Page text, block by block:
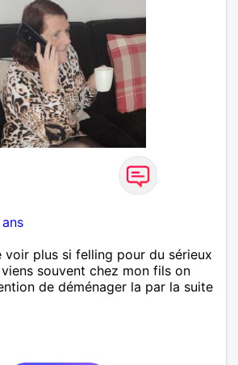
voir plus si felling pour du sérieux
souvent chez mon fils on
de déménager la par la suite